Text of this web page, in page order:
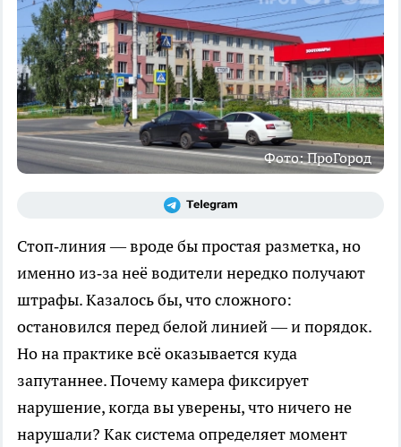
Фото: ПроГород
Стоп‑линия — вроде бы простая разметка, но
именно из‑за неё водители нередко получают
штрафы. Казалось бы, что сложного:
остановился перед белой линией — и порядок.
Но на практике всё оказывается куда
запутаннее. Почему камера фиксирует
нарушение, когда вы уверены, что ничего не
нарушали? Как система определяет момент